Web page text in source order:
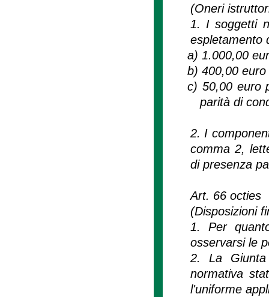
(Oneri
1. I soggetti
espletamento
a)1.000,00
b)400,00
c) 50,00 euro
parità di
2. I
comma 2,
di presenza
Art. 66 octies
(Disposizioni
1. Per
osservarsi le
2. La Giunta
normativa
l'uniforme